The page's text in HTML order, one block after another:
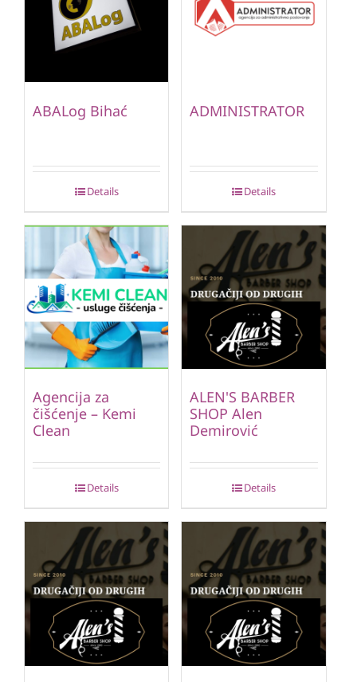
ABALog Bihać
Details
ADMINISTRATOR
Details
Agencija za
čišćenje – Kemi
Clean
Details
ALEN'S BARBER
SHOP Alen
Demirović
Details